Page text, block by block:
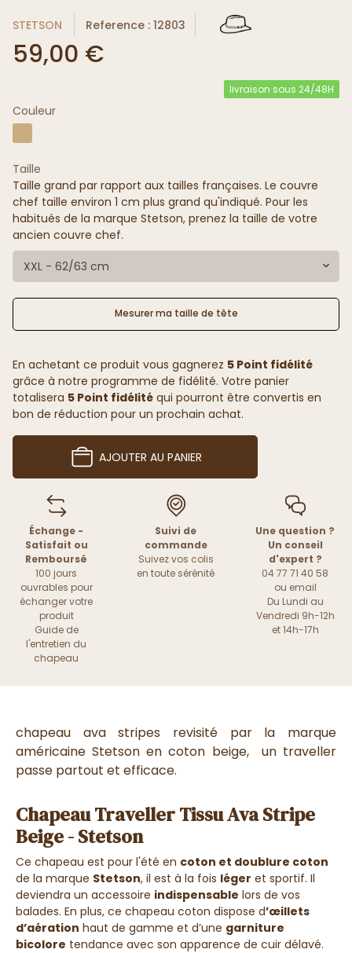
STETSON Reference : 12803
59,00 €
livraison sous 24/48H
Couleur
Taille
Taille grand par rapport aux tailles françaises. Le couvre
chef taille environ 1 cm plus grand qu'indiqué. Pour les
habitués de la marque Stetson, prenez la taille de votre
ancien couvre chef.
XXL - 62/63 cm
Mesurer ma taille de tête
En achetant ce produit vous gagnerez 5 Point fidélité
grâce à notre programme de fidélité. Votre panier
totalisera 5 Point fidélité qui pourront être convertis en
bon de réduction pour un prochain achat.
AJOUTER AU PANIER
Échange -
Satisfait ou
Remboursé
100 jours
ouvrables pour
échanger votre
produit
Guide de
l'entretien du
chapeau
Suivi de
commande
Suivez vos colis
en toute sérénité
Une question ?
Un conseil
d'expert ?
04 77 71 40 58
ou email
Du Lundi au
Vendredi 9h-12h
et 14h-17h
chapeau ava stripes revisité par la marque
américaine Stetson en coton beige, un traveller
passe partout et efficace.
Chapeau Traveller Tissu Ava Stripe
Beige - Stetson
Ce chapeau est pour l'été en coton et doublure coton
de la marque Stetson, il est à la fois léger et sportif. Il
deviendra un accessoire indispensable lors de vos
balades. En plus, ce chapeau coton dispose d’œillets
d’aération haut de gamme et d’une garniture
bicolore tendance avec son apparence de cuir délavé.